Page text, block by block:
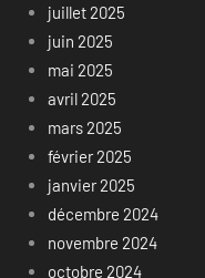
juillet 2025
juin 2025
mai 2025
avril 2025
mars 2025
février 2025
janvier 2025
décembre 2024
novembre 2024
octobre 2024